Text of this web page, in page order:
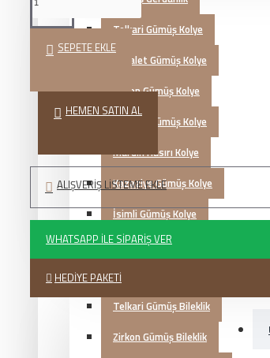
Telkari Gümüş Kolye
Hayalet Gümüş Kolye
Zirkon Gümüş Kolye
Otantik Gümüş Kolye
Mardin Hasırı Kolye
Kazaziye Gümüş Kolye
İsimli Gümüş Kolye
Zultanit Gümüş Kolye
Gümüş Bileklik
Telkari Gümüş Bileklik
Zirkon Gümüş Bileklik
SEPETE EKLE
HEMEN SATIN AL
ALIŞVERIŞ LISTEME EKLE
WHATSAPP İLE SIPARIŞ VER
HEDIYE PAKETI